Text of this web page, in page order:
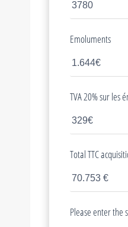
Emoluments
TVA 20% sur les
Total TTC
Please enter the